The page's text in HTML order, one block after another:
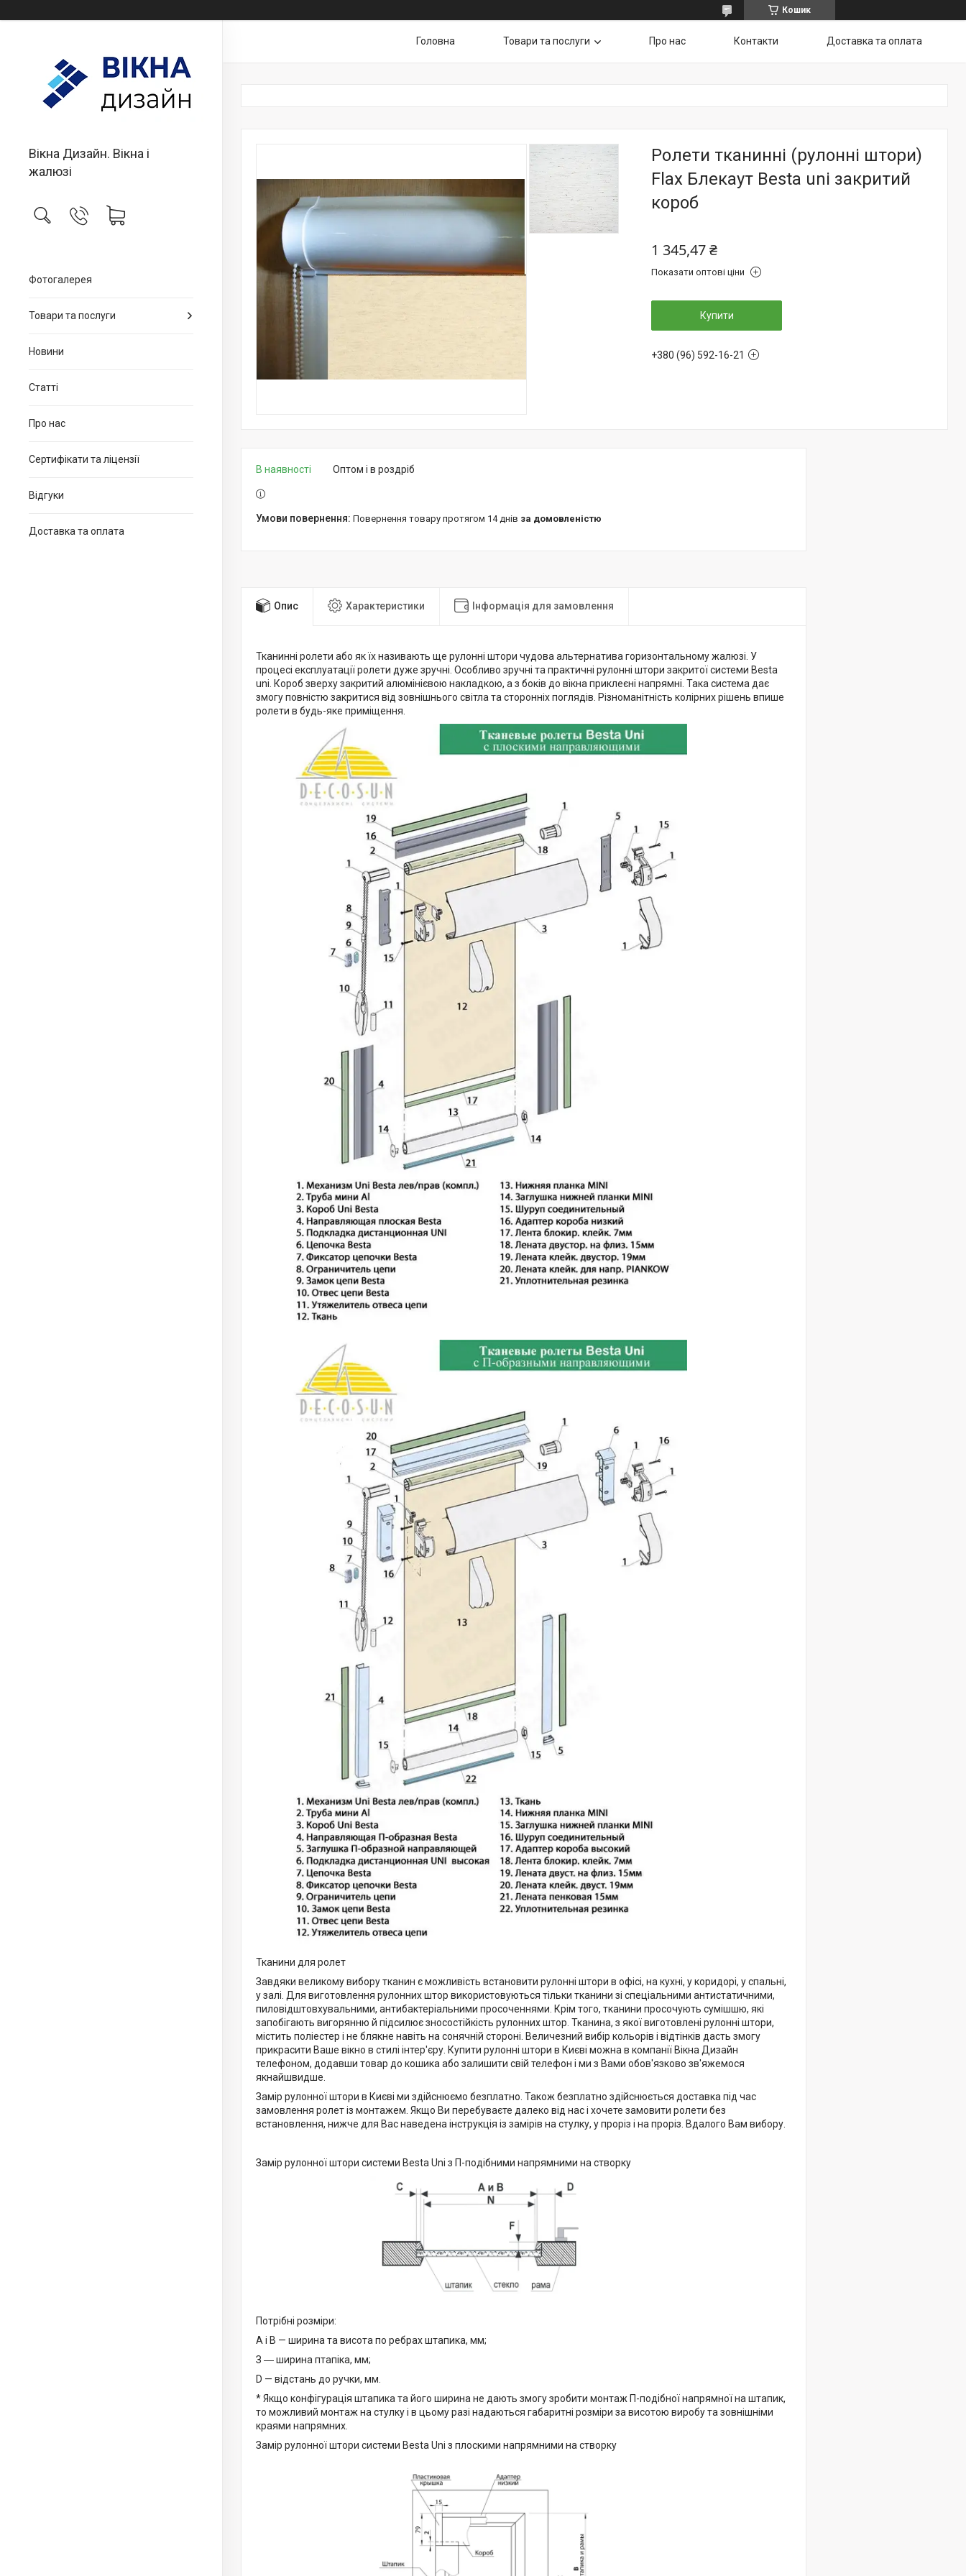
Кошик
Вікна Дизайн. Вікна і
жалюзі
Фотогалерея
Товари та послуги
Новини
Статті
Про нас
Сертифікати та ліцензії
Відгуки
Доставка та оплата
Головна Товари та послуги Про нас Контакти Доставка та оплата
Ролети тканинні (рулонні штори)
Flax Блекаут Besta uni закритий
короб
1 345,47 ₴
Показати оптові ціни
Купити
+380 (96) 592-16-21
В наявності Оптом і в роздріб
повернення товару протягом 14 днів за домовленістю
Опис Характеристики Інформація для замовлення
Тканинні ролети або як їх називають ще рулонні штори чудова альтернатива горизонтальному жалюзі. У
процесі експлуатації ролети дуже зручні. Особливо зручні та практичні рулонні штори закритої системи Besta
uni. Короб зверху закритий алюмінієвою накладкою, а з боків до вікна приклеєні напрямні. Така система дає
змогу повністю закритися від зовнішнього світла та сторонніх поглядів. Різноманітність колірних рішень впише
ролети в будь-яке приміщення.
Тканини для ролет
Завдяки великому вибору тканин є можливість встановити рулонні штори в офісі, на кухні, у коридорі, у спальні,
у залі. Для виготовлення рулонних штор використовуються тільки тканини зі спеціальними антистатичними,
пиловідштовхувальними, антибактеріальними просоченнями. Крім того, тканини просочують сумішшю, які
запобігають вигорянню й підсилює зносостійкість рулонних штор. Тканина, з якої виготовлені рулонні штори,
містить поліестер і не блякне навіть на сонячній стороні. Величезний вибір кольорів і відтінків дасть змогу
прикрасити Ваше вікно в стилі інтер'єру. Купити рулонні штори в Києві можна в компанії Вікна Дизайн
телефоном, додавши товар до кошика або залишити свій телефон і ми з Вами обов'язково зв'яжемося
якнайшвидше.
Замір рулонної штори в Києві ми здійснюємо безплатно. Також безплатно здійснюється доставка під час
замовлення ролет із монтажем. Якщо Ви перебуваєте далеко від нас і хочете замовити ролети без
встановлення, нижче для Вас наведена інструкція із замірів на стулку, у проріз і на проріз. Вдалого Вам вибору.
Замір рулонної штори системи Besta Uni з П-подібними напрямними на створку
Потрібні розміри:
А і В — ширина та висота по ребрах штапика, мм;
З ― ширина птапіка, мм;
D — відстань до ручки, мм.
* Якщо конфігурація штапика та його ширина не дають змогу зробити монтаж П-подібної напрямної на штапик,
то можливий монтаж на стулку і в цьому разі надаються габаритні розміри за висотою виробу та зовнішніми
краями напрямних.
Замір рулонної штори системи Besta Uni з плоскими напрямними на створку